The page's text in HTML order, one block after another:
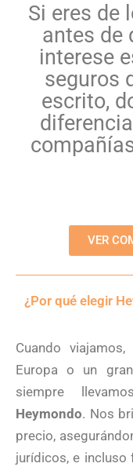
Si eres de
antes de
interese
seguros
escrito,
VER
¿Por qué elegir
Cuando
Europa o un
siempre
Heymondo. Nos
precio,
jurídicos, e incluso